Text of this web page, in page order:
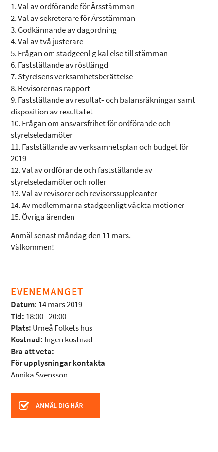
1. Val av ordförande för Årsstämman
2. Val av sekreterare för Årsstämman
3. Godkännande av dagordning
4. Val av två justerare
5. Frågan om stadgeenlig kallelse till stämman
6. Fastställande av röstlängd
7. Styrelsens verksamhetsberättelse
8. Revisorernas rapport
9. Fastställande av resultat‐ och balansräkningar samt
disposition av resultatet
10. Frågan om ansvarsfrihet för ordförande och
styrelseledamöter
11. Fastställande av verksamhetsplan och budget för
2019
12. Val av ordförande och fastställande av
styrelseledamöter och roller
13. Val av revisorer och revisorssuppleanter
14. Av medlemmarna stadgeenligt väckta motioner
15. Övriga ärenden
Anmäl senast måndag den 11 mars.
Välkommen!
EVENEMANGET
Datum: 14 mars 2019
Tid: 18:00 - 20:00
Plats: Umeå Folkets hus
Kostnad: Ingen kostnad
Bra att veta:
För upplysningar kontakta
Annika Svensson